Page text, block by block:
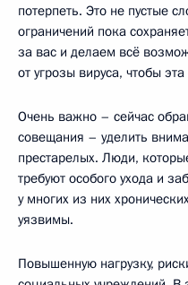
потерпеть. Это не пустые
ограничений пока
за вас и делаем всё
от угрозы вируса, чтобы
Очень важно – сейчас
совещания – уделить
престарелых. Люди,
требуют особого ухода и
у многих из них
уязвимы.
Повышенную нагрузку,